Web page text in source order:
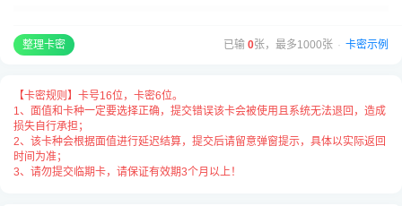
整理卡密 已输 0张，最多1000张 · 卡密示例
【卡密规则】卡号16位，卡密6位。
1、面值和卡种一定要选择正确，提交错误该卡会被使用且系统无法退回，造成
损失自行承担；
2、该卡种会根据面值进行延迟结算，提交后请留意弹窗提示，具体以实际返回
时间为准；
3、请勿提交临期卡，请保证有效期3个月以上！
卡号与卡密之间请用
每张卡占用一行用“换行”隔开，例：